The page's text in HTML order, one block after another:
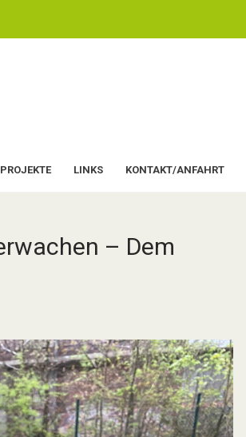
PROJEKTE LINKS KONTAKT/ANFAHRT
– Dem